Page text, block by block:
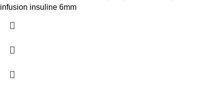
infusion insuline 6mm